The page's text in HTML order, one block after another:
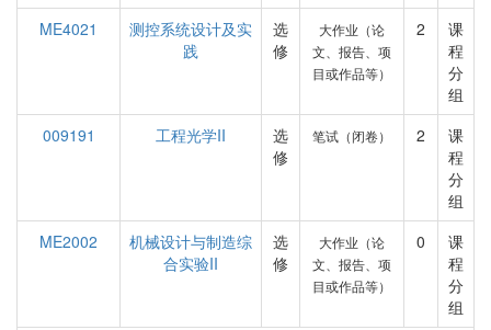
ME4021
测控系统设计及实
践
选
修
大作业（论
文、报告、项
目或作品等）
2
课
程
分
组
009191
工程光学II
选
修
笔试（闭卷） 2
课
程
分
组
ME2002
机械设计与制造综
合实验II
选
修
大作业（论
文、报告、项
目或作品等）
0
课
程
分
组